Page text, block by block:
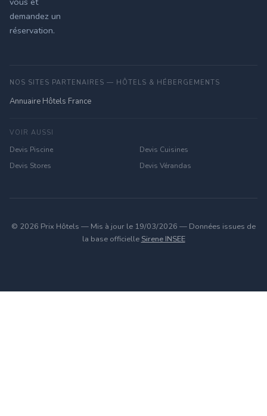
demandez un
réservation.
NOS SITES PARTENAIRES — HÔTELS & HÉBERGEMENTS
Annuaire Hôtels France
VOIR AUSSI
Devis Piscine
Devis Cuisines
Devis Stores
Devis Vérandas
© 2026 Prix Hôtels — Mis à jour le 19/03/2026 — Données issues de
la base officielle Sirene INSEE